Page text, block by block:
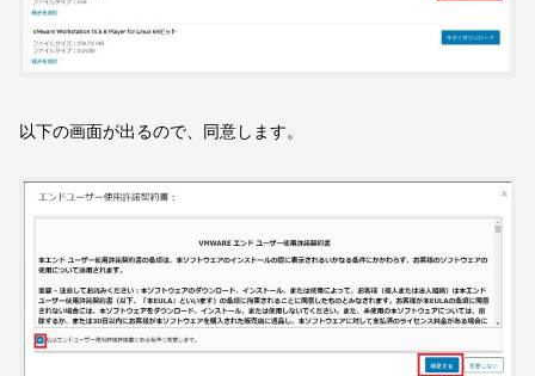
以下の画面が出るので、同意します。